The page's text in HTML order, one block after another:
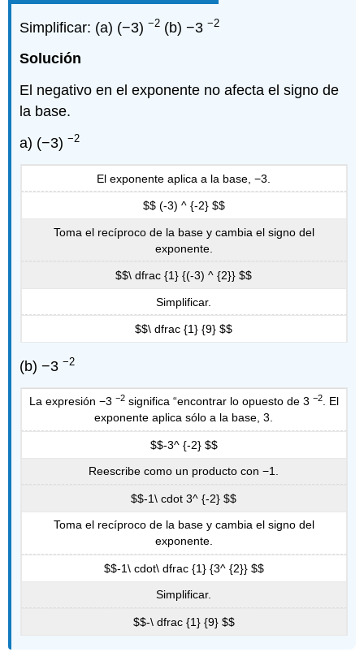
Simplificar: (a) (−3)−2 (b) −3−2
Solución
El negativo en el exponente no afecta el signo de
la base.
a) (−3)−2
El exponente aplica a la base, −3.
$$ (-3) ^ {-2} $$
Toma el recíproco de la base y cambia el signo del
exponente.
$$\ dfrac {1} {(-3) ^ {2}} $$
Simplificar.
$$\ dfrac {1} {9} $$
(b) −3−2
La expresión −3 −2significa “encontrar lo opuesto de 3 −2. El
exponente aplica sólo a la base, 3.
$$-3^ {-2} $$
Reescribe como un producto con −1.
$$-1\ cdot 3^ {-2} $$
Toma el recíproco de la base y cambia el signo del
exponente.
$$-1\ cdot\ dfrac {1} {3^ {2}} $$
Simplificar.
$$-\ dfrac {1} {9} $$